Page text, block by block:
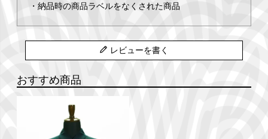
・納品時の商品ラベルをなくされた商品
レビューを書く
おすすめ商品